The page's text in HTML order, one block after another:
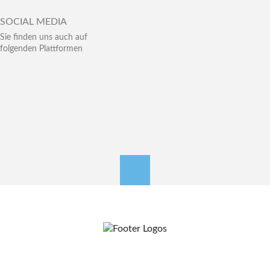
SOCIAL MEDIA
Sie finden uns auch auf
folgenden Plattformen